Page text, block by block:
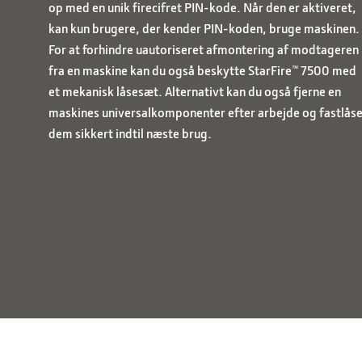
op med en unik firecifret PIN-kode. Når den er aktiveret,
kan kun brugere, der kender PIN-koden, bruge maskinen.
For at forhindre uautoriseret afmontering af modtageren
fra en maskine kan du også beskytte StarFire™ 7500 med
et mekanisk låsesæt. Alternativt kan du også fjerne en
maskines universalkomponenter efter arbejde og fastlåse
dem sikkert indtil næste brug.